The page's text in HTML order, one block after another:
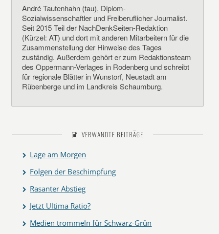
André Tautenhahn (tau), Diplom-
Sozialwissenschaftler und Freiberuflicher Journalist.
Seit 2015 Teil der NachDenkSeiten-Redaktion
(Kürzel: AT) und dort mit anderen Mitarbeitern für die
Zusammenstellung der Hinweise des Tages
zuständig. Außerdem gehört er zum Redaktionsteam
des Oppermann-Verlages in Rodenberg und schreibt
für regionale Blätter in Wunstorf, Neustadt am
Rübenberge und im Landkreis Schaumburg.
VERWANDTE BEITRÄGE
Lage am Morgen
Folgen der Beschimpfung
Rasanter Abstieg
Jetzt Ultima Ratio?
Medien trommeln für Schwarz-Grün